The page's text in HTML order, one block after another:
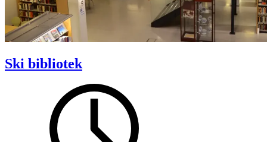
Ski bibliotek